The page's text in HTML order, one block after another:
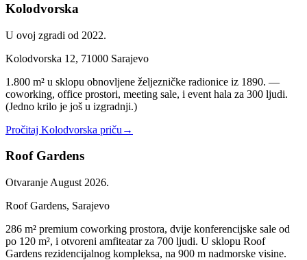
Kolodvorska
U ovoj zgradi od 2022.
Kolodvorska 12, 71000 Sarajevo
1.800 m² u sklopu obnovljene željezničke radionice iz 1890. —
coworking, office prostori, meeting sale, i event hala za 300 ljudi.
(Jedno krilo je još u izgradnji.)
Pročitaj Kolodvorska priču →
Roof Gardens
Otvaranje August 2026.
Roof Gardens, Sarajevo
286 m² premium coworking prostora, dvije konferencijske sale od
po 120 m², i otvoreni amfiteatar za 700 ljudi. U sklopu Roof
Gardens rezidencijalnog kompleksa, na 900 m nadmorske visine.